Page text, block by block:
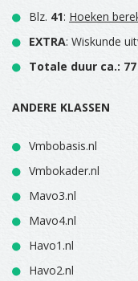
Blz. 41: Hoeken
EXTRA: Wiskunde
Totale duur ca.:
ANDERE KLASSEN
Vmbobasis.nl
Vmbokader.nl
Mavo3.nl
Mavo4.nl
Havo1.nl
Havo2.nl